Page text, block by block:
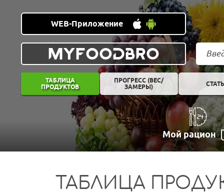
WEB-Приложение
MYFOODBRO
ТАБЛИЦА
ПРОДУКТОВ
ПРОГРЕСС (ВЕС/
ЗАМЕРЫ)
Мой рацион
ТАБЛИЦА